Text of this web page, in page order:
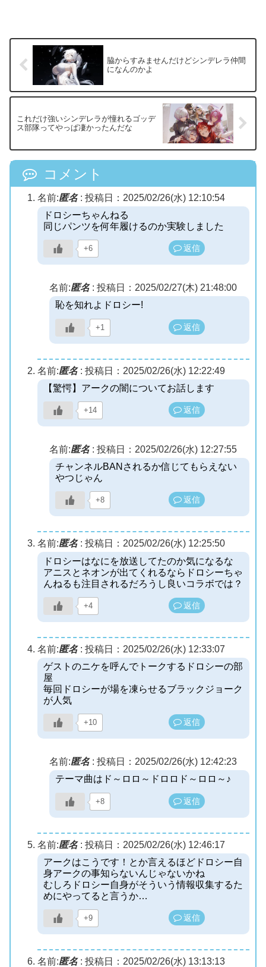
脇からすみませんだけどシンデレラ仲間
になんのかよ
これだけ強いシンデレラが憧れるゴッデ
ス部隊ってやっぱ凄かったんだな
コメント
名前:匿名: 投稿日：2025/02/26(水) 12:10:54
ドロシーちゃんねる
同じパンツを何年履けるのか実験しました
+6 返信
名前:匿名: 投稿日：2025/02/27(木) 21:48:00
恥を知れよドロシー!
+1 返信
名前:匿名: 投稿日：2025/02/26(水) 12:22:49
【驚愕】アークの闇についてお話します
+14 返信
名前:匿名: 投稿日：2025/02/26(水) 12:27:55
チャンネルBANされるか信じてもらえない
やつじゃん
+8 返信
名前:匿名: 投稿日：2025/02/26(水) 12:25:50
ドロシーはなにを放送してたのか気になるな
アニスとネオンが出てくれるならドロシーちゃ
んねるも注目されるだろうし良いコラボでは？
+4 返信
名前:匿名: 投稿日：2025/02/26(水) 12:33:07
ゲストのニケを呼んでトークするドロシーの部
屋
毎回ドロシーが場を凍らせるブラックジョーク
が人気
+10 返信
名前:匿名: 投稿日：2025/02/26(水) 12:42:23
テーマ曲はド～ロロ～ドロロド～ロロ～♪
+8 返信
名前:匿名: 投稿日：2025/02/26(水) 12:46:17
アークはこうです！とか言えるほどドロシー自
身アークの事知らないんじゃないかね
むしろドロシー自身がそういう情報収集するた
めにやってると言うか…
+9 返信
名前:匿名: 投稿日：2025/02/26(水) 13:13:13